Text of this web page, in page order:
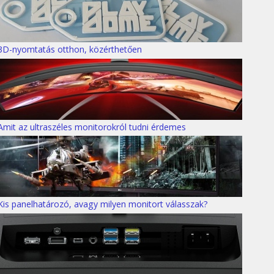
nyomtatás otthon, közérthetően
az ultraszéles monitorokról tudni érdemes
panelhatározó, avagy milyen monitort válasszak?